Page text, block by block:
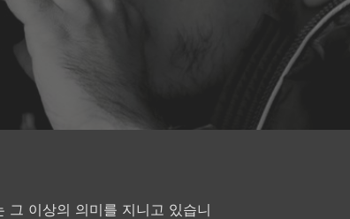
그 이상의 의미를 지니고 있습니